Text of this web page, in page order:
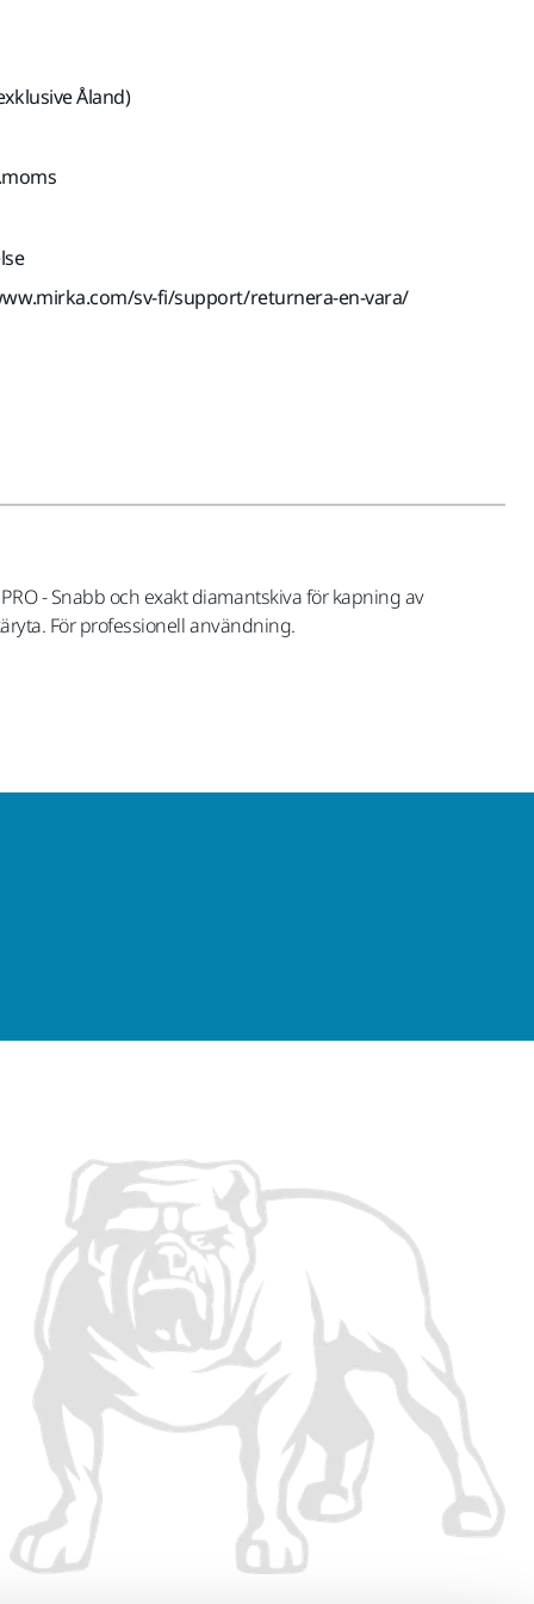
Åland)
sv-fi/support/returnera-en-vara/
- Snabb och exakt diamantskiva för kapning av
För professionell användning.